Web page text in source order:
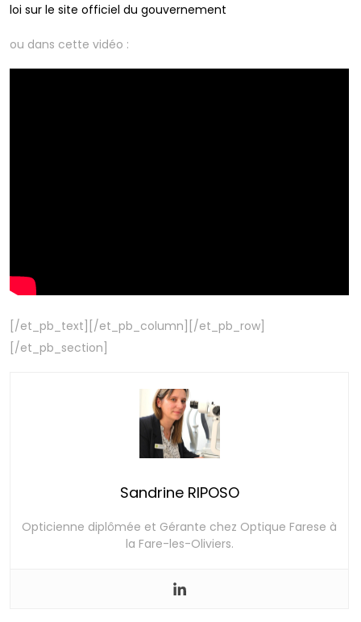
loi sur le site officiel du gouvernement
ou dans cette vidéo :
[/et_pb_text][/et_pb_column][/et_pb_row]
[/et_pb_section]
Sandrine RIPOSO
Opticienne diplômée et Gérante chez Optique Farese à
la Fare-les-Oliviers.